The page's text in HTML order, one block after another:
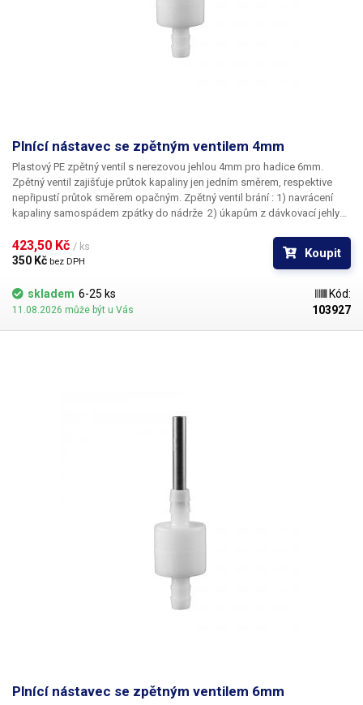
Plnící nástavec se zpětným ventilem 4mm
Plastový PE zpětný ventil s nerezovou jehlou 4mm pro hadice 6mm.
Zpětný ventil zajišťuje průtok kapaliny jen jedním směrem, respektive
nepřipustí průtok směrem opačným. Zpětný ventil brání : ​1) navrácení
kapaliny samospádem zpátky do nádrže 2) úkapům z dávkovací jehly
dávkování kapalin pomoci automatický dávkovačů a peristaltických
čerpadel. Ventil je vhodný pro hadice s vnitřním průměrem 6mm.
423,50 Kč / ks
350 Kč bez DPH
Koupit
skladem 6-25 ks
11.08.2026 může být u Vás
Kód:
103927
Plnící nástavec se zpětným ventilem 6mm